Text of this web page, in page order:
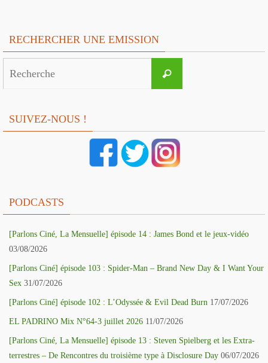
RECHERCHER UNE EMISSION
Recherche
SUIVEZ-NOUS !
PODCASTS
[Parlons Ciné, La Mensuelle] épisode 14 : James Bond et le jeux-vidéo
03/08/2026
[Parlons Ciné] épisode 103 : Spider-Man – Brand New Day & I Want Your
Sex 31/07/2026
[Parlons Ciné] épisode 102 : L’Odyssée & Evil Dead Burn 17/07/2026
EL PADRINO Mix N°64-3 juillet 2026 11/07/2026
[Parlons Ciné, La Mensuelle] épisode 13 : Steven Spielberg et les Extra-
terrestres – De Rencontres du troisième type à Disclosure Day 06/07/2026